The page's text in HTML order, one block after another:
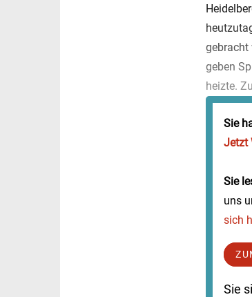
gebracht
geben
heizte.
Sie
Jetzt
Sie
uns
sich
Sie